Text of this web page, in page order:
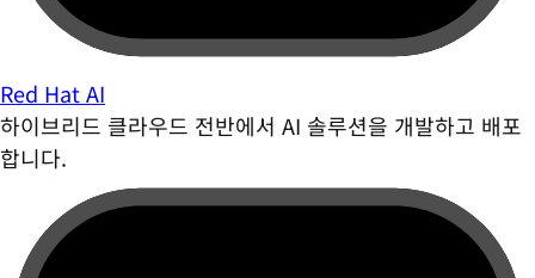
Red Hat AI
하이브리드 클라우드 전반에서 AI 솔루션을 개발하고 배포
합니다.